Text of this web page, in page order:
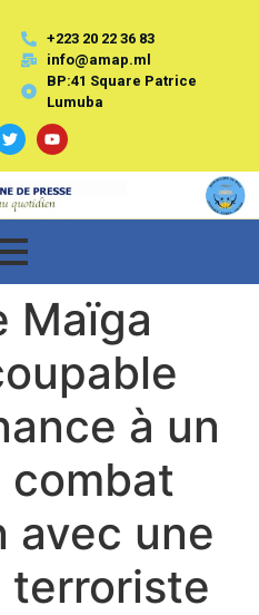
+223 20 22 36 83
info@amap.ml
BP:41 Square Patrice
Lumuba
Maïga
à un
combat
avec une
terroriste